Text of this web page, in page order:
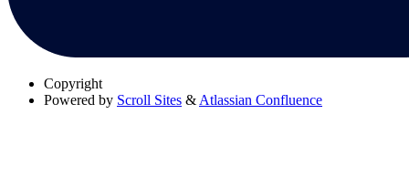
Copyright
Powered by Scroll Sites &Atlassian Confluence